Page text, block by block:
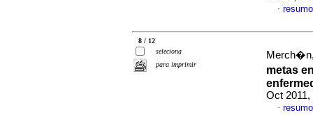
·
8 / 12
seleciona
para imprimir
metas
Oct 2011,
·